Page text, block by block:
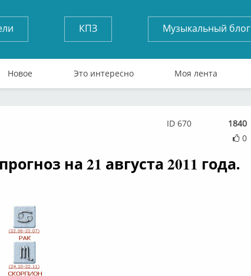
КПЗ Музыкальный блог
Новое Это интересно Моя лента
1840
0
ID 670
на 21 августа 2011 года.